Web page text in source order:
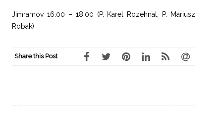
Jimramov 16:00 – 18:00 (P. Karel Rozehnal, P. Mariusz
Robak)
Share this Post